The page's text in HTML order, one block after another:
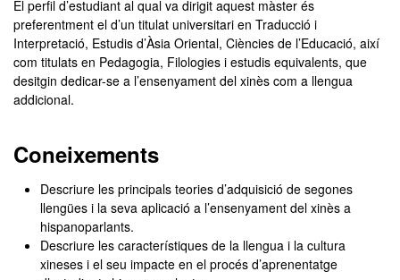
El perfil d’estudiant al qual va dirigit aquest màster és
preferentment el d’un titulat universitari en Traducció i
Interpretació, Estudis d’Àsia Oriental, Ciències de l’Educació, així
com titulats en Pedagogia, Filologies i estudis equivalents, que
desitgin dedicar-se a l’ensenyament del xinès com a llengua
addicional.
Coneixements
Descriure les principals teories d’adquisició de segones
llengües i la seva aplicació a l’ensenyament del xinès a
hispanoparlants.
Descriure les característiques de la llengua i la cultura
xineses i el seu impacte en el procés d’aprenentatge